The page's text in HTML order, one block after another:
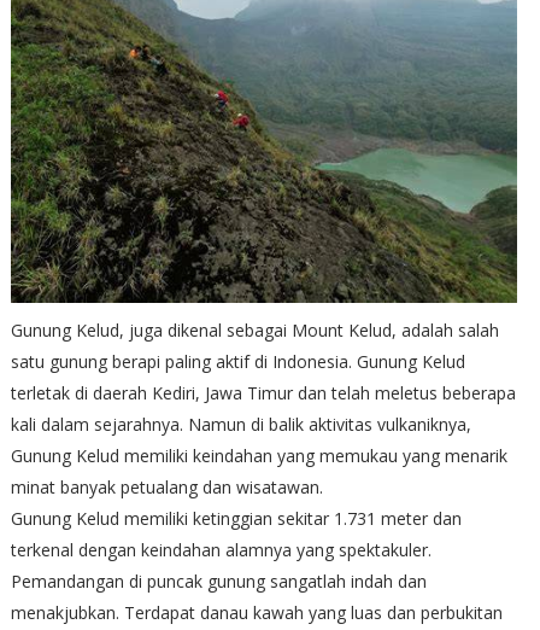
Gunung Kelud, juga dikenal sebagai Mount Kelud, adalah salah
satu gunung berapi paling aktif di Indonesia. Gunung Kelud
terletak di daerah Kediri, Jawa Timur dan telah meletus beberapa
kali dalam sejarahnya. Namun di balik aktivitas vulkaniknya,
Gunung Kelud memiliki keindahan yang memukau yang menarik
minat banyak petualang dan wisatawan.
Gunung Kelud memiliki ketinggian sekitar 1.731 meter dan
terkenal dengan keindahan alamnya yang spektakuler.
Pemandangan di puncak gunung sangatlah indah dan
menakjubkan. Terdapat danau kawah yang luas dan perbukitan